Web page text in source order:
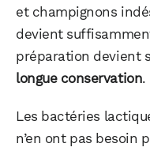
et champignons
devient
préparation devient
longue conservation.
Les bactéries
n’en ont pas besoin